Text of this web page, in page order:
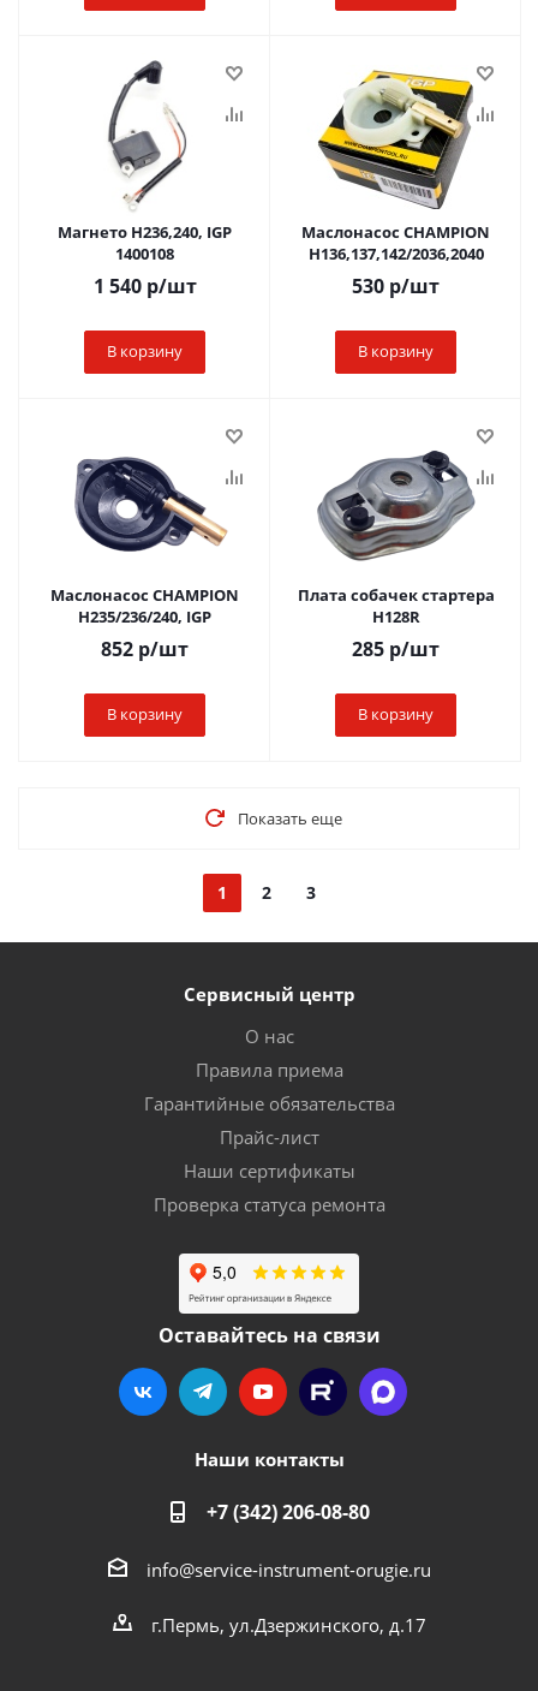
Магнето H236,240, IGP
1400108
1 540р/шт
В корзину
Маслонасос CHAMPION
H136,137,142/2036,2040
530 р/шт
В корзину
Маслонасос CHAMPION
H235/236/240, IGP
852 р/шт
В корзину
Плата собачек стартера
H128R
285 р/шт
В корзину
Показать еще
1 2 3
Сервисный центр
О нас
Правила приема
Гарантийные обязательства
Прайс-лист
Наши сертификаты
Проверка статуса ремонта
Оставайтесь на связи
Наши контакты
+7 (342) 206-08-80
info@service-instrument-orugie.ru
г.Пермь, ул.Дзержинского, д.17